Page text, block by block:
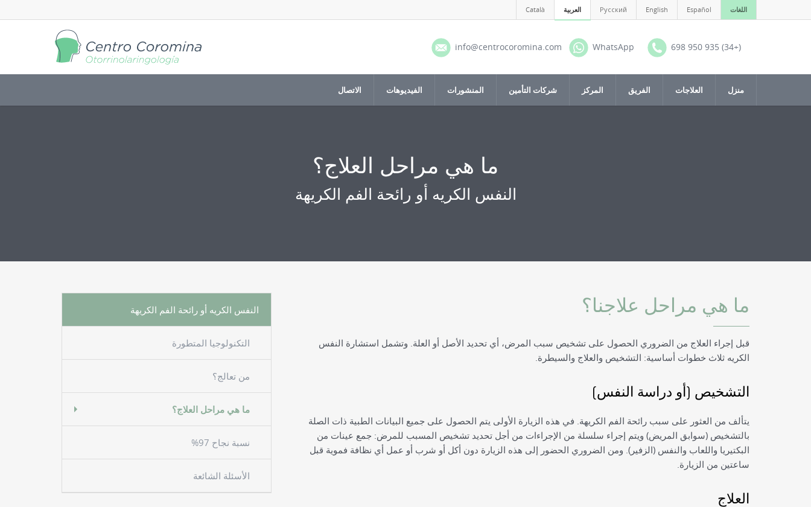
اللغات Español
English
Русский العربية Català
(+34) 935 950 698
WhatsApp
info@centrocoromina.com
منزل العلاجات الفريق المركز شركات التأمين المنشورات الفيديوهات الاتصال
ما هي مراحل العلاج؟
النفس الكريه أو رائحة الفم الكريهة
النفس الكريه أو رائحة الفم الكريهة
التكنولوجيا المتطورة
من تعالج؟
ما هي مراحل العلاج؟
نسبة نجاح 97%
الأسئلة الشائعة
ما هي مراحل علاجنا؟
قبل إجراء العلاج من الضروري الحصول على تشخيص سبب المرض، أي تحديد الأصل أو العلة. وتشمل استشارة النفس
الكريه ثلاث خطوات أساسية: التشخيص والعلاج والسيطرة.
التشخيص (أو دراسة النفس)
يتألف من العثور على سبب رائحة الفم الكريهة. في هذه الزيارة الأولى يتم الحصول على جميع البيانات الطبية ذات الصلة
بالتشخيص (سوابق المريض) ويتم إجراء سلسلة من الإجراءات من أجل تحديد تشخيص المسبب للمرض: جمع عينات من
البكتيريا واللعاب والنفس (الزفير). ومن الضروري الحضور إلى هذه الزيارة دون أكل أو شرب أو عمل أي نظافة فموية قبل
ساعتين من الزيارة.
العلاج